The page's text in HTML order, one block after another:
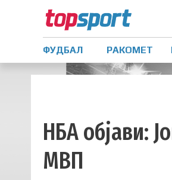
ФУДБАЛ РАКОМЕТ
НБА објави:
МВП